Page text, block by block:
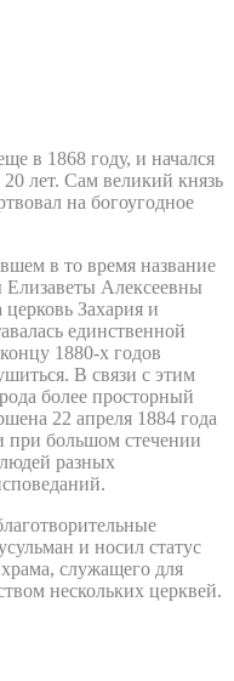
в 1868 году, и начался
лет. Сам великий князь
на богоугодное
в то время название
Елизаветы Алексеевны
Захария и
единственной
1880-х годов
В связи с этим
более просторный
22 апреля 1884 года
при большом стечении
разных
и носил статус
служащего для
нескольких церквей.